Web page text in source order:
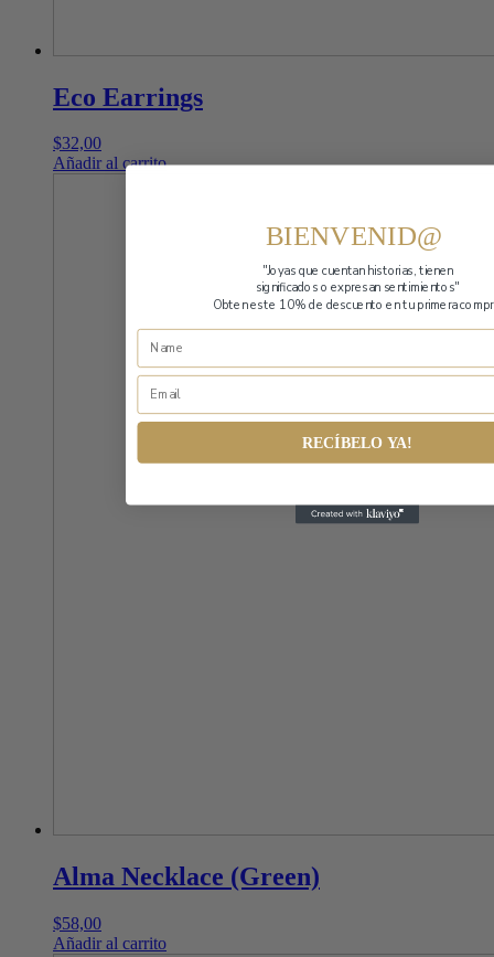
Eco Earrings
$32,00
Añadir al carrito
Alma Necklace (Green)
$58,00
Añadir al carrito
BIENVENID@
"Joyas que cuentan historias,tienen
significados o expresan sentimientos"
Obten este 10% de descuento en tu primera
RECÍBELO YA!